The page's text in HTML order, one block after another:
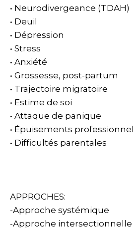
• Neurodivergeance (TDAH)
• Deuil
• Dépression
• Stress
• Anxiété
• Grossesse, post-partum
• Trajectoire migratoire
• Estime de soi
• Attaque de panique
• Épuisements professionnel
• Difficultés parentales
APPROCHES:
-Approche systémique
-Approche intersectionnelle